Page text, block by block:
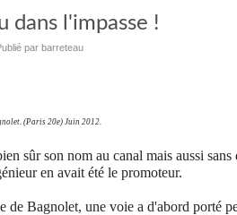
dans l'impasse !
par barreteau
(Paris 20e) Juin 2012.
sûr son nom au canal mais aussi
en avait été le promoteur.
de Bagnolet, une voie a d'abord porté